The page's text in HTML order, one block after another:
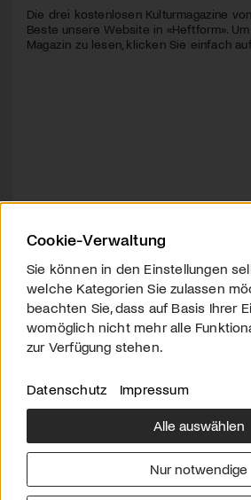
Die drei kostenlosen Kulturmagazine
Beste unsere Website in «Heftform».
Magazin zu lesen, klicken Sie einfach
Über uns
Downloads
Werben
Cookie-Verwaltung
Sie können in den Einstellungen
welche Kategorien Sie zulassen
beachten Sie, dass auf Basis Ihrer
womöglich nicht mehr alle
zur Verfügung stehen.
Datenschutz Impressum
Alle auswählen
Nur notwendige